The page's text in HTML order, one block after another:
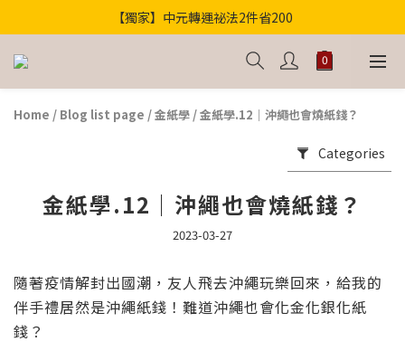
歡迎光臨！全店滿1000免運
【獨家】中元轉運祕法2件省200
歡迎光臨！全店滿1000免運
Home / Blog list page /金紙學 /金紙學.12｜沖繩也會燒紙錢？
Categories
金紙學.12｜沖繩也會燒紙錢？
2023-03-27
隨著疫情解封出國潮，友人飛去沖繩玩樂回來，給我的
伴手禮居然是沖繩紙錢！難道沖繩也會化金化銀化紙
錢？